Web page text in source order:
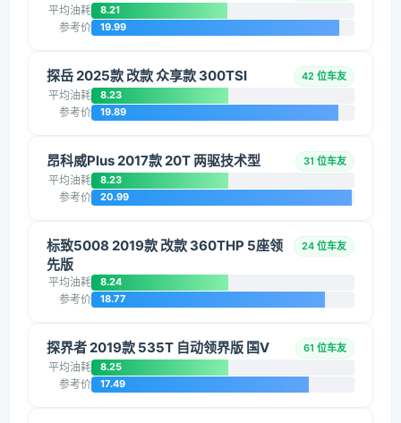
平均油耗 8.21
参考价 19.99
探岳 2025款 改款 众享款 300TSI 42 位车友
平均油耗 8.23
参考价 19.89
昂科威Plus 2017款 20T 两驱技术型 31 位车友
平均油耗 8.23
参考价 20.99
标致5008 2019款 改款 360THP 5座领
先版
24 位车友
平均油耗 8.24
参考价 18.77
探界者 2019款 535T 自动领界版 国V 61 位车友
平均油耗 8.25
参考价 17.49